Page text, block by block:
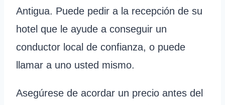
Antigua. Puede pedir a la recepción de su
hotel que le ayude a conseguir un
conductor local de confianza, o puede
llamar a uno usted mismo.
Asegúrese de acordar un precio antes del